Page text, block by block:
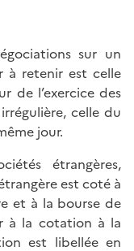
sur un
à retenir est celle
de l’exercice des
celle du
jour.
étrangères,
est coté à
et à la bourse de
à la cotation à la
est libellée en